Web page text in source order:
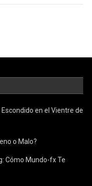
en el Vientre de
o Malo?
Cómo Mundo-fx Te